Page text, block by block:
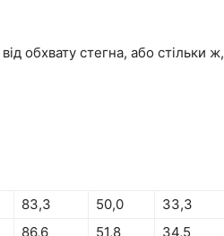
обхвату стегна, або стільки ж,
83,3 50,0
33,3
86,6 51,8
34,5